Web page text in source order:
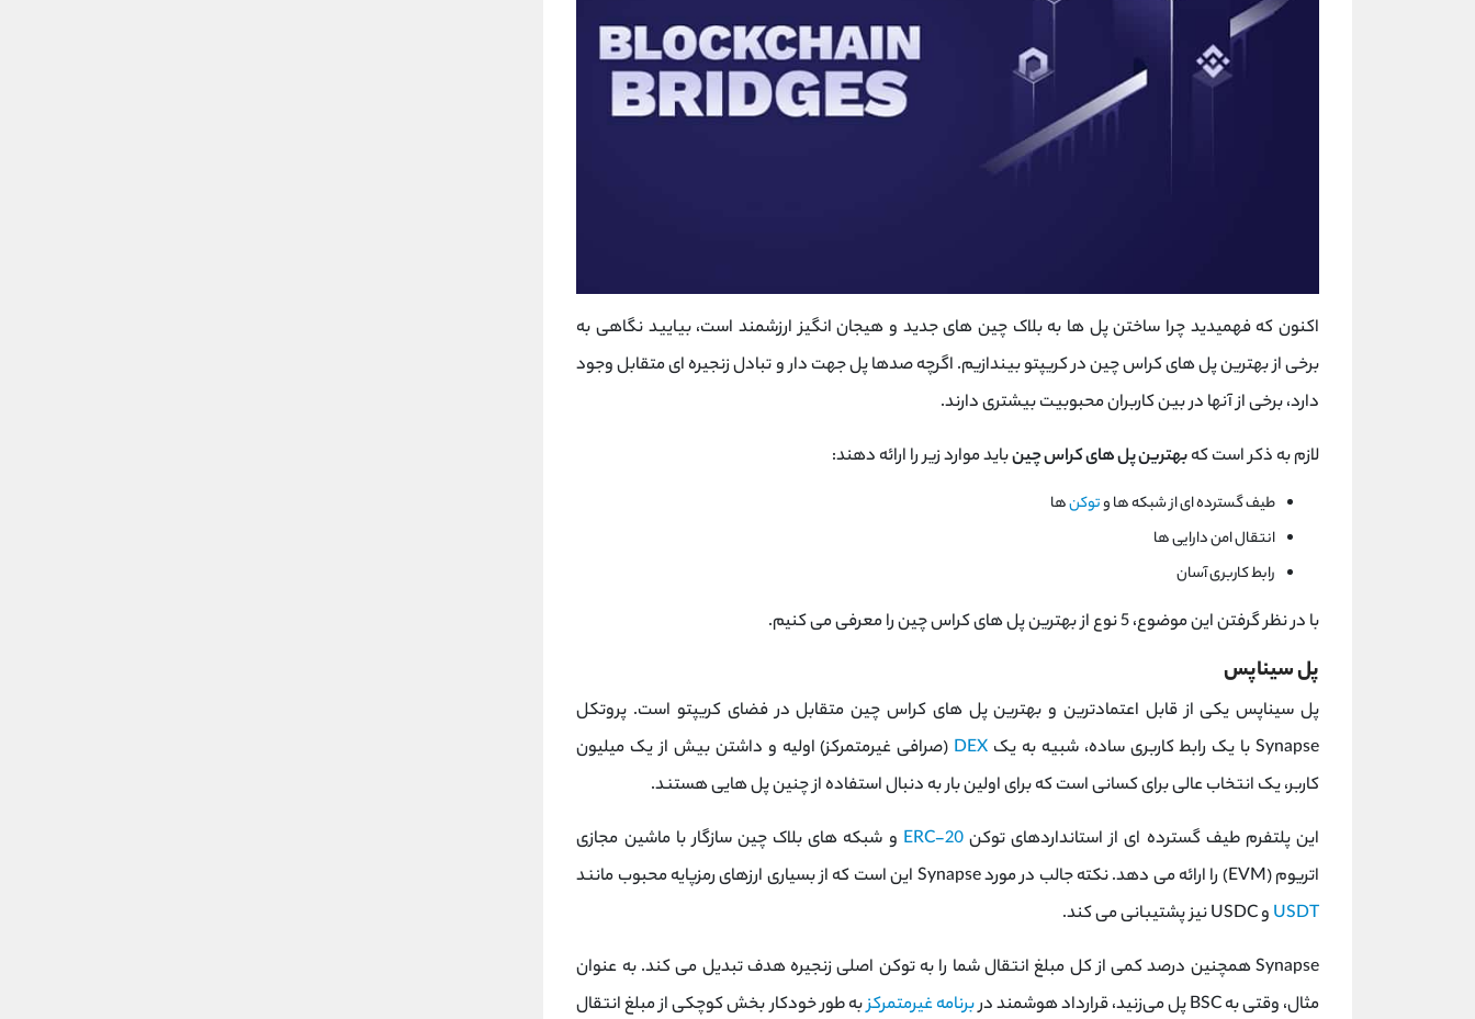
اکنون که فهمیدید چرا ساختن پل ها به بلاک چین های جدید و هیجان انگیز ارزشمند است، بیایید نگاهی به
برخی از بهترین پل های کراس چین در کریپتو بیندازیم. اگرچه صدها پل جهت دار و تبادل زنجیره ای متقابل وجود
دارد، برخی از آنها در بین کاربران محبوبیت بیشتری دارند.
لازم به ذکر است کهبهترین پل های کراس چینباید موارد زیر را ارائه دهند:
طیف گسترده ای از شبکه ها وتوکنها
انتقال امن دارایی ها
رابط کاربری آسان
با در نظر گرفتن این موضوع، 5 نوع از بهترین پل های کراس چین را معرفی می کنیم.
پل سیناپس
پل سیناپس یکی از قابل اعتمادترین و بهترین پل های کراس چین متقابل در فضای کریپتو است. پروتکل
Synapse با یک رابط کاربری ساده، شبیه به یک
DEX (صرافی غیرمتمرکز) اولیه و داشتن بیش از یک میلیون
کاربر، یک انتخاب عالی برای کسانی است که برای اولین بار به دنبال استفاده از چنین پل هایی هستند.
این پلتفرم طیف گسترده ای از استانداردهای توکنERC-20 و شبکه های بلاک چین سازگار با ماشین مجازی
اتریوم (EVM) را ارائه می دهد. نکته جالب در مورد Synapse این است که از بسیاری ارزهای رمزپایه محبوب مانند
USDT و USDC نیز پشتیبانی می کند.
Synapse همچنین درصد کمی از کل مبلغ انتقال شما را به توکن اصلی زنجیره هدف تبدیل می کند. به عنوان
مثال، وقتی به BSC پل می‌زنید، قرارداد هوشمند در
برنامه غیرمتمرکزبه طور خودکار بخش کوچکی از مبلغ انتقال